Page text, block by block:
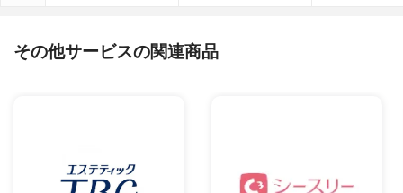
その他サービスの関連商品